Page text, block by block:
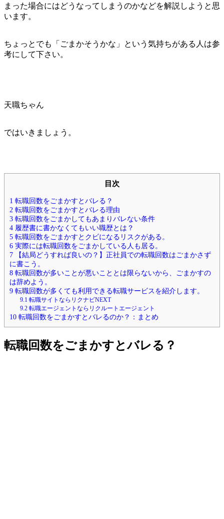
まった場合にはどうなってしまうのかなどを解説しようと思
います。
ちょっとでも「ごまかそうかな」という気持ちがある人は参
考にして下さい。
天職ちゃん
ではいきましょう。
目次
1 転職回数をごまかすとバレる？
2 転職回数をごまかすとバレる理由
3 転職回数をごまかしてもあまりバレない条件
4 履歴書に書かなくてもいい職歴とは？
5 転職回数をごまかすとクビになるリスクがある。
6 実際には転職回数をごまかしている人も居る。
7 【結局どうすれば良いの？】正社員での転職回数はごまかさず
に書こう。
8 転職回数が多いことが悪いこととは限らないから、ごまかすの
は辞めよう。
9 転職回数が多くても利用できる転職サービスを紹介します。
9.1転職サイトならリクナビNEXT
9.2転職エージェントならリクルートエージェント
10 転職回数をごまかすとバレるのか？：まとめ
転職回数をごまかすとバレる？